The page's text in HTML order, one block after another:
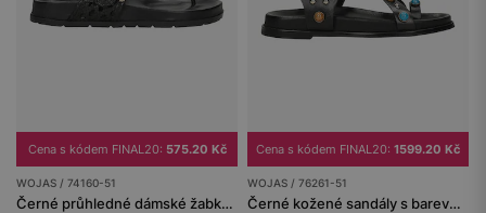
Cena s kódem FINAL20: 575.20 Kč
WOJAS / 74160-51
Černé průhledné dámské žabky se zlatou přezkou
Cena s kódem FINAL20: 1599.20 Kč
WOJAS / 76261-51
Černé kožené sandály s barevnými ozdobami